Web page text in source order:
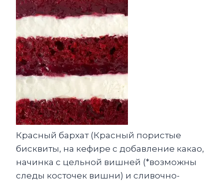
Красный бархат (Красный пористые
бисквиты, на кефире с добавление какао,
начинка с цельной вишней (*возможны
следы косточек вишни) и сливочно-